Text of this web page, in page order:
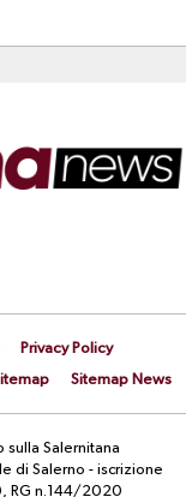
Privacy Policy
Sitemap News
sulla Salernitana
di Salerno - iscrizione
RG n.144/2020